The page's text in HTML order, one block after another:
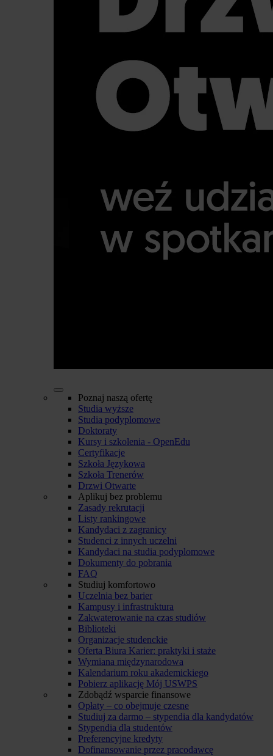
Poznaj naszą ofertę
Studia wyższe
Studia podyplomowe
Doktoraty
Kursy i szkolenia - OpenEdu
Certyfikacje
Szkoła Językowa
Szkoła Trenerów
Drzwi Otwarte
Aplikuj bez problemu
Zasady rekrutacji
Listy rankingowe
Kandydaci z zagranicy
Studenci z innych uczelni
Kandydaci na studia podyplomowe
Dokumenty do pobrania
FAQ
Studiuj komfortowo
Uczelnia bez barier
Kampusy i infrastruktura
Zakwaterowanie na czas studiów
Biblioteki
Organizacje studenckie
Oferta Biura Karier: praktyki i staże
Wymiana międzynarodowa
Kalendarium roku akademickiego
Pobierz aplikację Mój USWPS
Zdobądź wsparcie finansowe
Opłaty – co obejmuje czesne
Studiuj za darmo – stypendia dla kandydatów
Stypendia dla studentów
Preferencyjne kredyty
Dofinansowanie przez pracodawcę